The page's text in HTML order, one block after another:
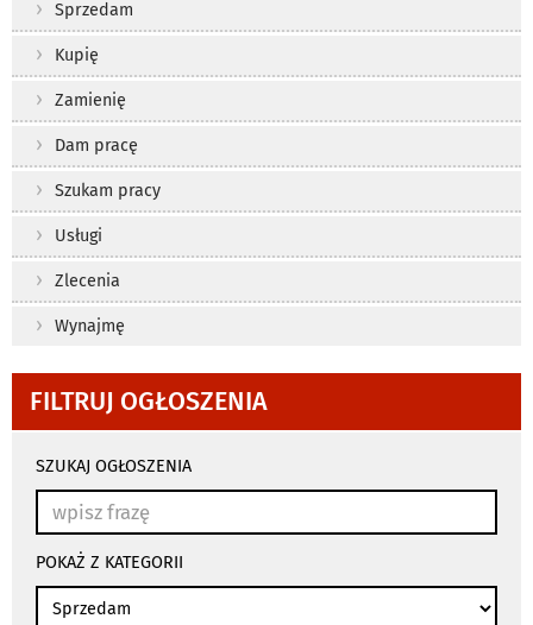
Sprzedam
Kupię
Zamienię
Dam pracę
Szukam pracy
Usługi
Zlecenia
Wynajmę
FILTRUJ OGŁOSZENIA
wyszukiwania
automatycznie
SZUKAJ OGŁOSZENIA
POKAŻ Z KATEGORII